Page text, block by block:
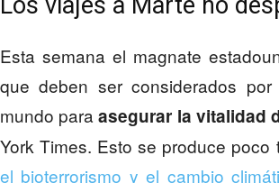
Esta semana el magnate
que deben ser considerados
mundo paraasegurar la vitalidad
York Times. Esto se produce
el bioterrorismo y el cambio